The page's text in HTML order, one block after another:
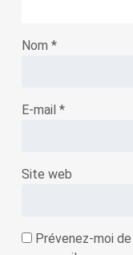
Nom *
E-mail *
Site web
Prévenez-moi